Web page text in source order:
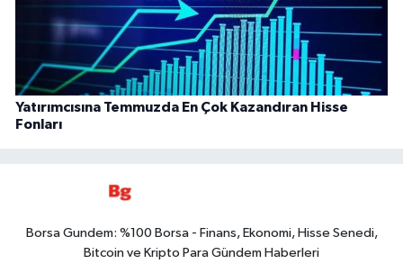
Yatırımcısına Temmuzda En Çok Kazandıran Hisse
Fonları
Borsa Gundem: %100 Borsa - Finans, Ekonomi, Hisse Senedi,
Bitcoin ve Kripto Para Gündem Haberleri